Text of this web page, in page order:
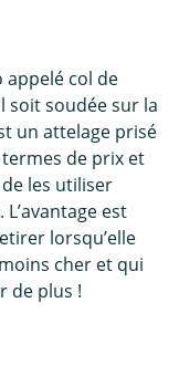
appelé col de
soit soudée sur la
un attelage prisé
de prix et
les utiliser
est
lorsqu’elle
cher et qui
de plus !